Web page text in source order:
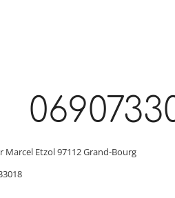
Marcel Etzol 97112 Grand-Bourg